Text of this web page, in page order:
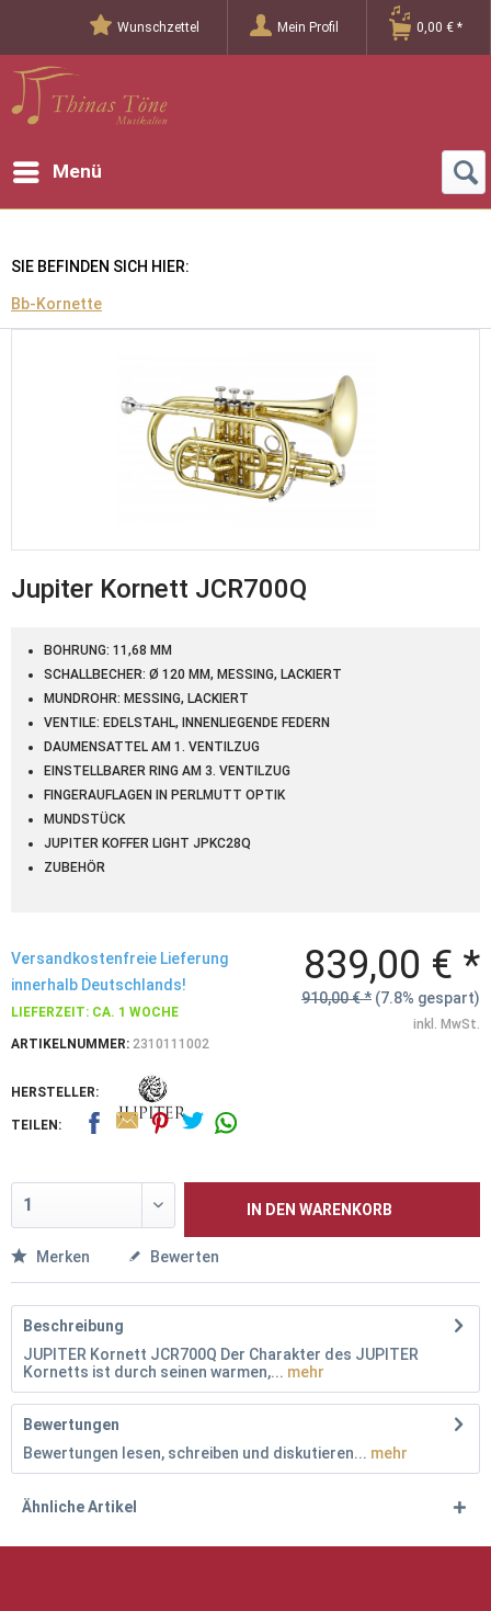
Wunschzettel Mein Profil 0,00 € *
Menü
SIE BEFINDEN SICH HIER:
Bb-Kornette
Jupiter Kornett JCR700Q
BOHRUNG: 11,68 MM
SCHALLBECHER: Ø 120 MM, MESSING, LACKIERT
MUNDROHR: MESSING, LACKIERT
VENTILE: EDELSTAHL, INNENLIEGENDE FEDERN
DAUMENSATTEL AM 1. VENTILZUG
EINSTELLBARER RING AM 3. VENTILZUG
FINGERAUFLAGEN IN PERLMUTT OPTIK
MUNDSTÜCK
JUPITER KOFFER LIGHT JPKC28Q
ZUBEHÖR
Versandkostenfreie Lieferung
innerhalb Deutschlands!
LIEFERZEIT: CA. 1 WOCHE
ARTIKELNUMMER: 2310111002
HERSTELLER:
839,00 € *
910,00 € * (7.8% gespart)
inkl. MwSt.
TEILEN:
IN DEN WARENKORB
Merken Bewerten
Beschreibung
JUPITER Kornett JCR700Q Der Charakter des JUPITER
Kornetts ist durch seinen warmen,... mehr
Bewertungen
Bewertungen lesen, schreiben und diskutieren... mehr
Ähnliche Artikel